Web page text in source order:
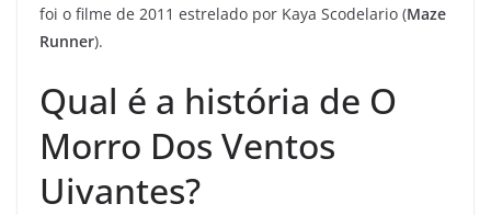
foi o filme de 2011 estrelado por Kaya Scodelario (Maze
Runner).
Qual é a história de O
Morro Dos Ventos
Uivantes?